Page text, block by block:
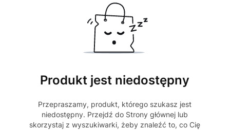
Produkt jest niedostępny
Przepraszamy, produkt, którego szukasz jest
niedostępny. Przejdź do Strony głównej lub
skorzystaj z wyszukiwarki, żeby znaleźć to, co Cię